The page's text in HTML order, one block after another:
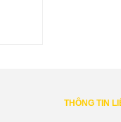
THÔNG TIN